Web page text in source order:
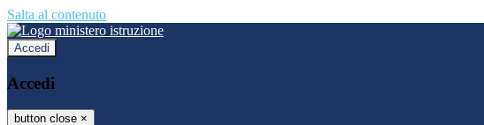
Salta al contenuto
Accedi
Accedi
button close ×